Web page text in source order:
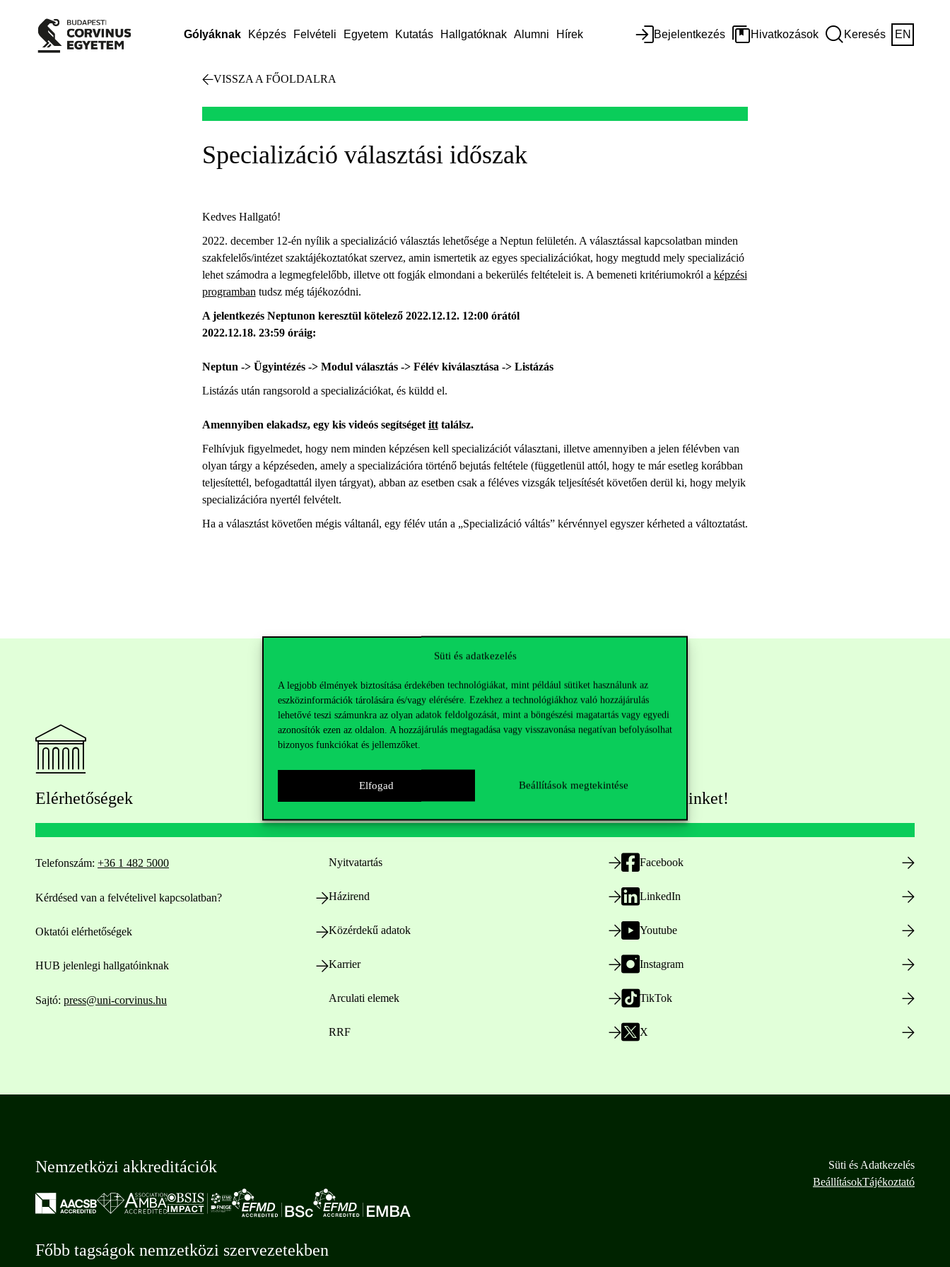
Süti és adatkezelés
A legjobb élmények biztosítása érdekében technológiákat, mint például sütiket használunk az
eszközinformációk tárolására és/vagy elérésére. Ezekhez a technológiákhoz való hozzájárulás
lehetővé teszi számunkra az olyan adatok feldolgozását, mint a böngészési magatartás vagy egyedi
azonosítók ezen az oldalon. A hozzájárulás megtagadása vagy visszavonása negatívan befolyásolhat
bizonyos funkciókat és jellemzőket.
Elfogad Beállítások megtekintése
Gólyáknak Képzés Felvételi Egyetem Kutatás Hallgatóknak Alumni Hírek Bejelentkezés Hivatkozások Keresés EN
VISSZA A FŐOLDALRA
Specializáció választási időszak
Kedves Hallgató!
2022. december 12-én nyílik a specializáció választás lehetősége a Neptun felületén. A választással kapcsolatban minden
szakfelelős/intézet szaktájékoztatókat szervez, amin ismertetik az egyes specializációkat, hogy megtudd mely specializáció
lehet számodra a legmegfelelőbb, illetve ott fogják elmondani a bekerülés feltételeit is. A bemeneti kritériumokról a képzési
programban tudsz még tájékozódni.
A jelentkezés Neptunon keresztül kötelező 2022.12.12. 12:00 órától
2022.12.18. 23:59 óráig:
Neptun -> Ügyintézés -> Modul választás -> Félév kiválasztása -> Listázás
Listázás után rangsorold a specializációkat, és küldd el.
Amennyiben elakadsz, egy kis videós segítséget itttalálsz.
Felhívjuk figyelmedet, hogy nem minden képzésen kell specializációt választani, illetve amennyiben a jelen félévben van
olyan tárgy a képzéseden, amely a specializációra történő bejutás feltétele (függetlenül attól, hogy te már esetleg korábban
teljesítettél, befogadtattál ilyen tárgyat), abban az esetben csak a féléves vizsgák teljesítését követően derül ki, hogy melyik
specializációra nyertél felvételt.
Ha a választást követően mégis váltanál, egy félév után a „Specializáció váltás” kérvénnyel egyszer kérheted a változtatást.
Elérhetőségek
Telefonszám: +36 1 482 5000
Kérdésed van a felvételivel kapcsolatban?
Oktatói elérhetőségek
HUB jelenlegi hallgatóinknak
Sajtó: press@uni-corvinus.hu
Hasznos linkek
Nyitvatartás
Házirend
Közérdekű adatok
Karrier
Arculati elemek
RRF
Kövess minket!
Facebook
LinkedIn
Youtube
Instagram
TikTok
X
Nemzetközi akkreditációk
Főbb tagságok nemzetközi szervezetekben
Süti és Adatkezelés
BeállításokTájékoztató